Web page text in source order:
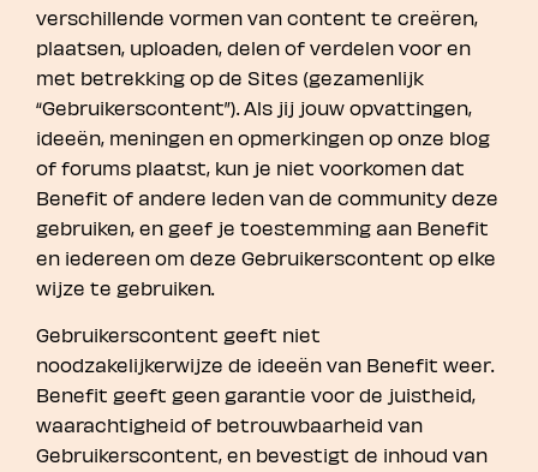
verschillende vormen van content te creëren,
plaatsen, uploaden, delen of verdelen voor en
met betrekking op de Sites (gezamenlijk
“Gebruikerscontent”). Als jij jouw opvattingen,
ideeën, meningen en opmerkingen op onze blog
of forums plaatst, kun je niet voorkomen dat
Benefit of andere leden van de community deze
gebruiken, en geef je toestemming aan Benefit
en iedereen om deze Gebruikerscontent op elke
wijze te gebruiken.
Gebruikerscontent geeft niet
noodzakelijkerwijze de ideeën van Benefit weer.
Benefit geeft geen garantie voor de juistheid,
waarachtigheid of betrouwbaarheid van
Gebruikerscontent, en bevestigt de inhoud van